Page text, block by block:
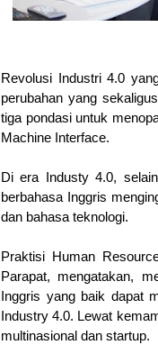
Revolusi Industri 4.0
perubahan yang
tiga pondasi untuk
Machine Interface.
Di era Industy 4.0,
berbahasa Inggris
dan bahasa teknologi.
Praktisi Human
Parapat, mengatakan,
Inggris yang baik dapat
Industry 4.0. Lewat
multinasional dan startup.